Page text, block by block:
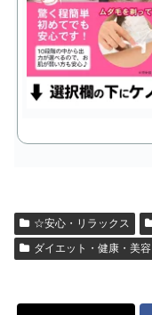
☆安心・リラックス
ダイエット・健康・美容